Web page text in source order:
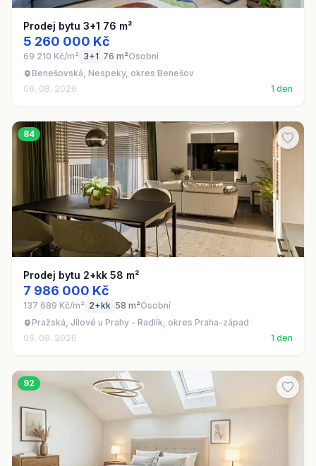
Prodej bytu 3+1 76 m²
5 260 000 Kč
69 210 Kč/m² 3+1 76 m²Osobní
Benešovská, Nespeky, okres Benešov
06. 08. 2026
1 den
84
Prodej bytu 2+kk 58 m²
7 986 000 Kč
137 689 Kč/m² 2+kk 58 m²Osobní
Pražská, Jílové u Prahy - Radlík, okres Praha-západ
06. 08. 2026
1 den
92